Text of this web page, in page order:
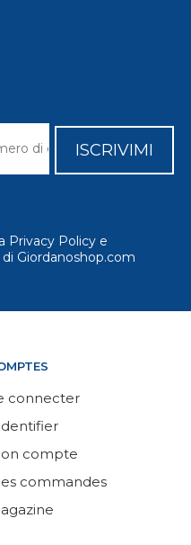
ISCRIVIMI
Privacy Policy e
Giordanoshop.com
connecter
compte
commandes